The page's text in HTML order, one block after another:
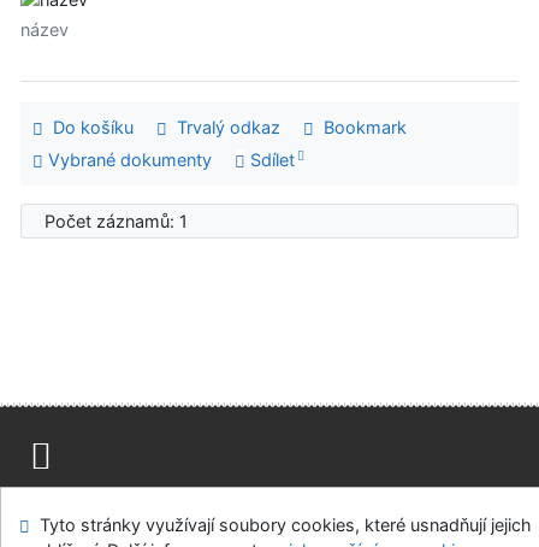
název
Do košíku Trvalý odkaz
Bookmark
Vybrané dokumenty
Sdílet
Počet záznamů: 1
Modul OpenSearch
Napište nám Nastavení cookies
Tyto stránky využívají soubory cookies, které usnadňují jejich